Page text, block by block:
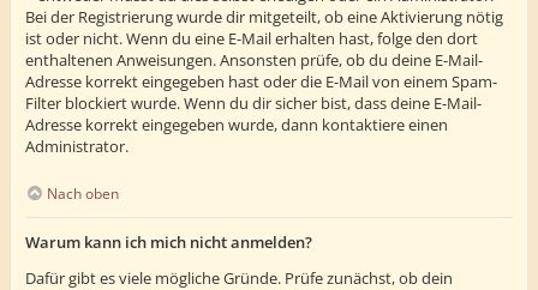
Bei der Registrierung wurde dir mitgeteilt, ob eine Aktivierung nötig
ist oder nicht. Wenn du eine E-Mail erhalten hast, folge den dort
enthaltenen Anweisungen. Ansonsten prüfe, ob du deine E-Mail-
Adresse korrekt eingegeben hast oder die E-Mail von einem Spam-
Filter blockiert wurde. Wenn du dir sicher bist, dass deine E-Mail-
Adresse korrekt eingegeben wurde, dann kontaktiere einen
Administrator.
Nach oben
Warum kann ich mich nicht anmelden?
Dafür gibt es viele mögliche Gründe. Prüfe zunächst, ob dein